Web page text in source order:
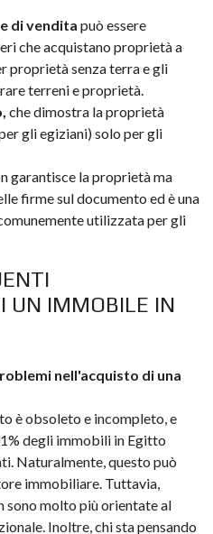
di vendita può essere
che acquistano proprietà a
proprietà senza terra e gli
terreni e proprietà.
che dimostra la proprietà
gli egiziani) solo per gli
garantisce la proprietà ma
firme sul documento ed è una
utilizzata per gli
UN IMMOBILE IN
nell'acquisto di una
è obsoleto e incompleto, e
degli immobili in Egitto
Naturalmente, questo può
immobiliare. Tuttavia,
sono molto più orientate al
Inoltre, chi sta pensando